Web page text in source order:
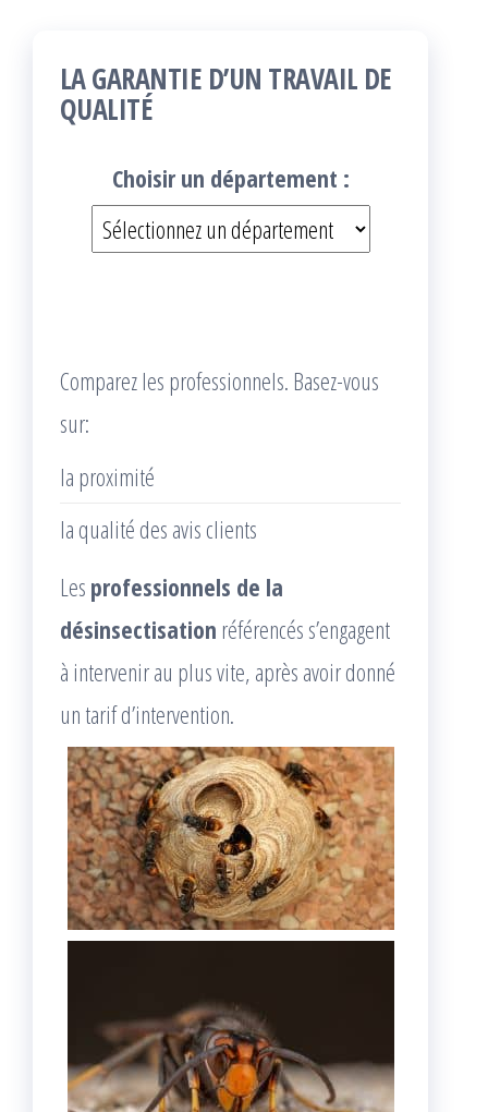
LA GARANTIE D’UN TRAVAIL DE
QUALITÉ
Choisir un département :
Comparez les professionnels. Basez-vous
sur:
la proximité
la qualité des avis clients
Les professionnels de la
désinsectisation référencés s’engagent
à intervenir au plus vite, après avoir donné
un tarif d’intervention.